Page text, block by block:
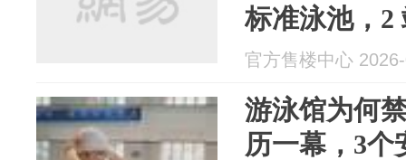
标准泳池，2
隧道直达腾
官方售楼中心
游泳馆为何
历一幕，3个